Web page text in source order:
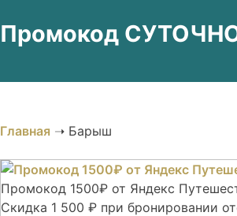
Промокод
Главная ➝ Барыш
Промокод 1500₽ от Яндекс
Скидка 1 500 ₽ при бронировании